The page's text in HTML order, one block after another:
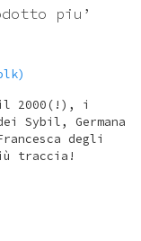
piu’
il 2000(!), i
Sybil, Germana
degli
traccia!